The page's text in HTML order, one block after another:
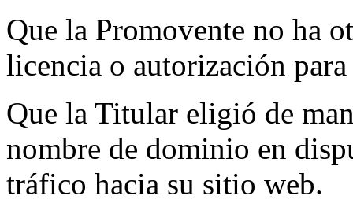
Que la Promovente no ha
licencia o autorización
Que la Titular eligió de
nombre de dominio en
tráfico hacia su sitio web.